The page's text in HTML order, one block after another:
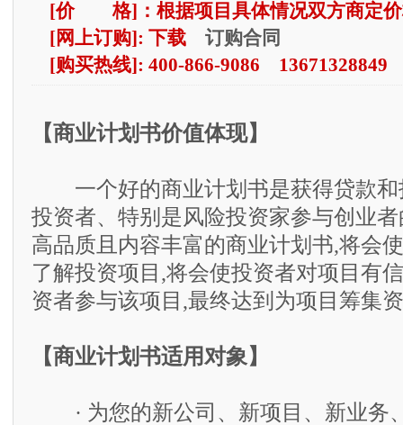
[价 格]：根据项目具体情况双方商定
[网上订购]: 下载 订购合同
[购买热线]: 400-866-9086 13671328849
【商业计划书价值体现】
一个好的商业计划书是获得贷款和
投资者、特别是风险投资家参与创业
高品质且内容丰富的商业计划书,将会
了解投资项目,将会使投资者对项目有
资者参与该项目,最终达到为项目筹集
【商业计划书适用对象】
· 为您的新公司、新项目、新业务